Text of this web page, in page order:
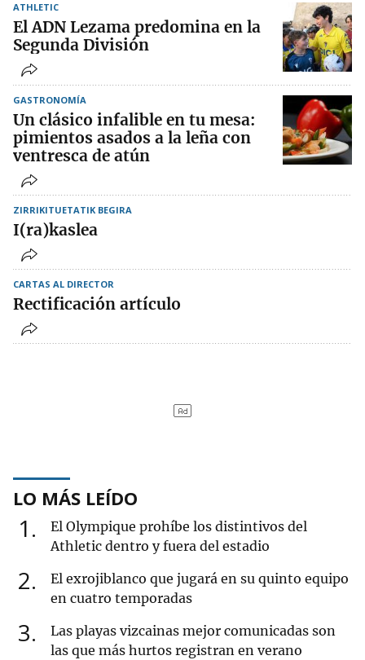
ATHLETIC
El ADN Lezama predomina en la
Segunda División
GASTRONOMÍA
Un clásico infalible en tu mesa:
pimientos asados a la leña con
ventresca de atún
ZIRRIKITUETATIK BEGIRA
I(ra)kaslea
CARTAS AL DIRECTOR
Rectificación artículo
LO MÁS LEÍDO
1
El Olympique prohíbe los distintivos del
Athletic dentro y fuera del estadio
2
El exrojiblanco que jugará en su quinto equipo
en cuatro temporadas
3
Las playas vizcainas mejor comunicadas son
las que más hurtos registran en verano